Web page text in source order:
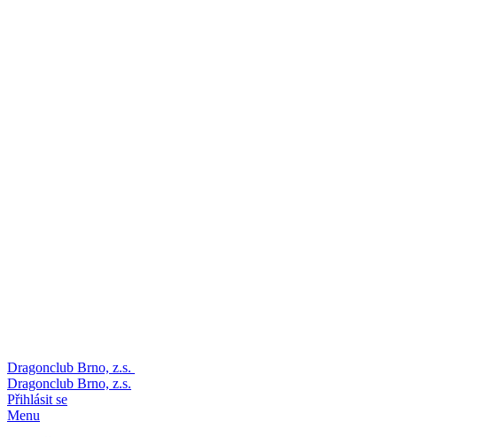
Dragonclub Brno, z.s.
Dragonclub Brno, z.s.
Přihlásit se
Menu